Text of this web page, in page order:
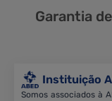
Garantia de
Instituição
Somos associados à